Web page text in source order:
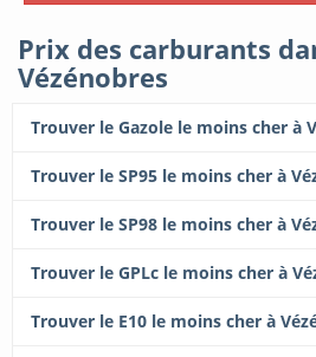
Prix des carburants
Vézénobres
Trouver le Gazole le moins cher à
Trouver le SP95 le moins cher à
Trouver le SP98 le moins cher à
Trouver le GPLc le moins cher à
Trouver le E10 le moins cher à